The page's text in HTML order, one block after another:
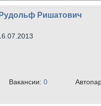
Ришатович
Вакансии: 0